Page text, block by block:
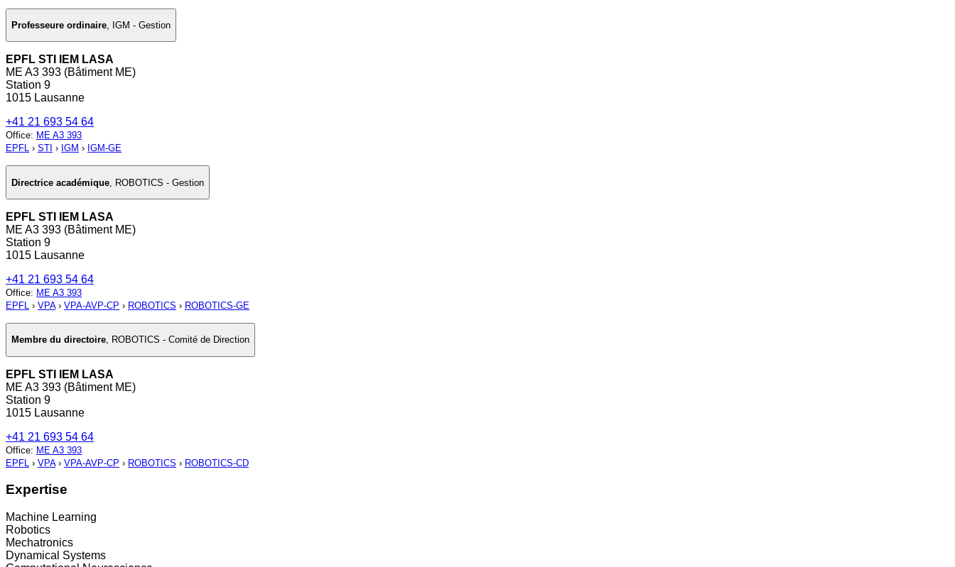
Professeure ordinaire, IGM - Gestion
EPFL STI IEM LASA
ME A3 393 (Bâtiment ME)
Station 9
1015 Lausanne
+41 21 693 54 64
Office: ME A3 393
EPFL › STI › IGM › IGM-GE
Directrice académique ROBOTICS - Gestion
EPFL STI IEM LASA
ME A3 393 (Bâtiment ME)
Station 9
1015 Lausanne
+41 21 693 54 64
Office: ME A3 393
EPFL › VPA› VPA-AVP-CP › ROBOTICS › ROBOTICS-GE
Membre du directoire, ROBOTICS - Comité de Direction
EPFL STI IEM LASA
ME A3 393 (Bâtiment ME)
Station 9
1015 Lausanne
+41 21 693 54 64
Office: ME A3 393
EPFL › VPA› VPA-AVP-CP › ROBOTICS › ROBOTICS-CD
Expertise
Machine Learning
Robotics
Mechatronics
Dynamical Systems